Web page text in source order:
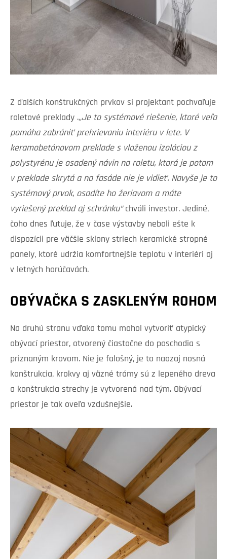
Z ďalších konštrukčných prvkov si projektant pochvaľuje
roletové preklady .„Je to systémové riešenie, ktoré veľa
pomáha zabrániť prehrievaniu interiéru v lete. V
keramobetónovom preklade s vloženou izoláciou z
polystyrénu je osadený návin na roletu, ktorá je potom
v preklade skrytá a na fasáde nie je vidieť. Navyše je to
systémový prvok, osadíte ho žeriavom a máte
vyriešený preklad aj schránku“ chváli investor. Jediné,
čoho dnes ľutuje, že v čase výstavby neboli ešte k
dispozícii pre väčšie sklony striech keramické stropné
panely, ktoré udržia komfortnejšie teplotu v interiéri aj
v letných horúčavách.
OBÝVAČKA S ZASKLENÝM ROHOM
Na druhú stranu vďaka tomu mohol vytvoriť atypický
obývací priestor, otvorený čiastočne do poschodia s
priznaným krovom. Nie je falošný, je to naozaj nosná
konštrukcia, krokvy aj väzné trámy sú z lepeného dreva
a konštrukcia strechy je vytvorená nad tým. Obývací
priestor je tak oveľa vzdušnejšie.